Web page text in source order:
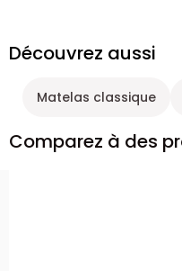
Découvrez aussi
Matelas classique
Comparez à des